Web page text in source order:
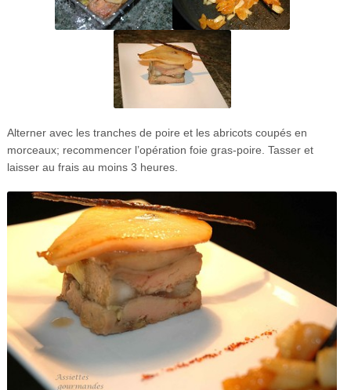
Alterner avec les tranches de poire et les abricots coupés en
morceaux; recommencer l’opération foie gras-poire. Tasser et
laisser au frais au moins 3 heures.